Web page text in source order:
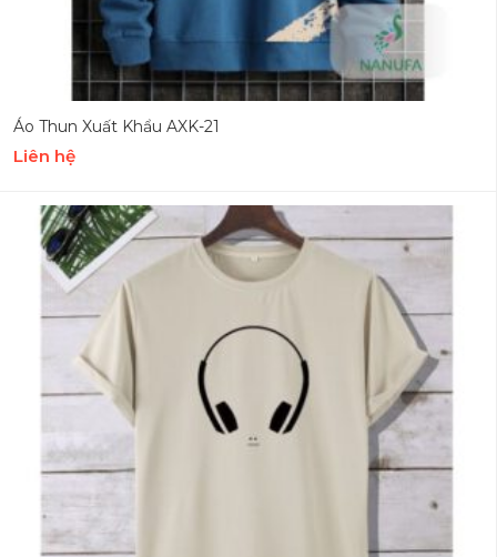
Áo Thun Xuất Khẩu AXK-21
Liên hệ